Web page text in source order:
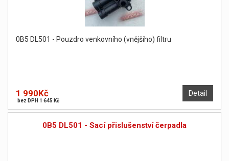
0B5 DL501 - Pouzdro venkovního (vnějšího) filtru
Detail
1 990Kč
bez DPH 1 645 Kč
0B5 DL501 - Sací přislušenství čerpadla